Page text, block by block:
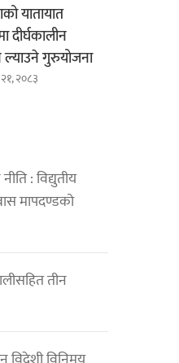
यातायात
दीर्घकालीन
ल्याउने गुरुयोजना
२०८३
: विद्युतीय
मापदण्डको
तीन